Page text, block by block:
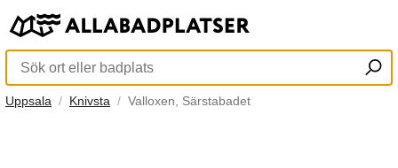
Uppsala Knivsta Valloxen, Särstabadet